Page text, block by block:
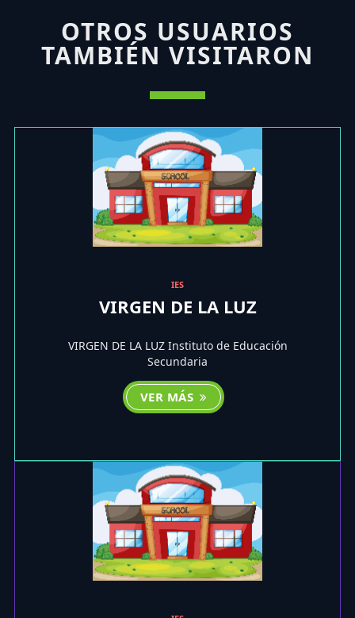
OTROS USUARIOS
TAMBIÉN VISITARON
IES
VIRGEN DE LA LUZ
VIRGEN DE LA LUZ Instituto de Educación
Secundaria
VER MÁS